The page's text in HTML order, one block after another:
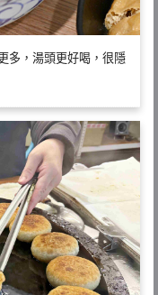
多，湯頭更好喝，很隱